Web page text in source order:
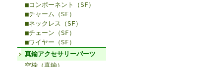
■コンポーネント（SF）
■チャーム（SF）
■ネックレス（SF）
■チェーン（SF）
■ワイヤー（SF）
真鍮アクセサリーパーツ
空枠（真鍮）